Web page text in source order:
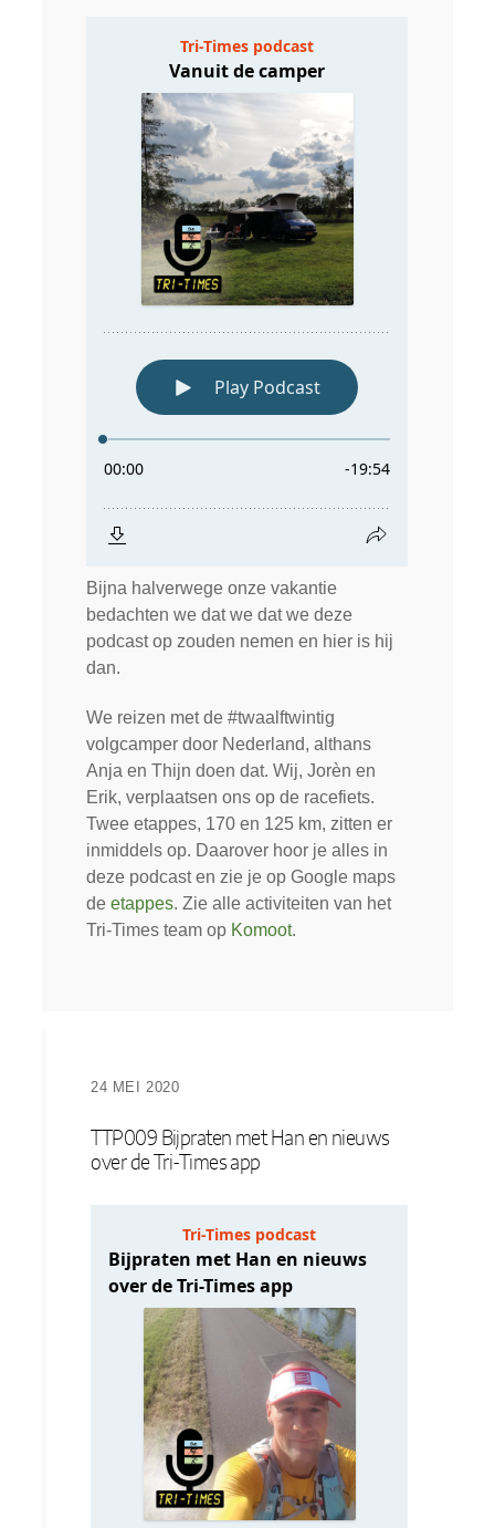
Bijna halverwege onze vakantie
bedachten we dat we dat we deze
podcast op zouden nemen en hier is hij
dan.
We reizen met de #twaalftwintig
volgcamper door Nederland, althans
Anja en Thijn doen dat. Wij, Jorèn en
Erik, verplaatsen ons op de racefiets.
Twee etappes, 170 en 125 km, zitten er
inmiddels op. Daarover hoor je alles in
deze podcast en zie je op Google maps
deetappes. Zie alle activiteiten van het
Tri-Times team op Komoot.
24 MEI 2020
TTP009 Bijpraten met Han en nieuws
over de Tri-Times app